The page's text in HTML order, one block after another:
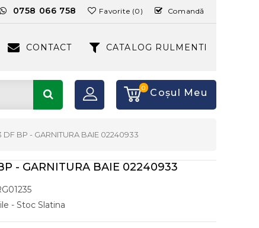
0758 066 758 Favorite (0) Comandă
CONTACT CATALOG RULMENTI
0 Coşul Meu
DF BP - GARNITURA BAIE 02240933
- GARNITURA BAIE 02240933
- Stoc Slatina